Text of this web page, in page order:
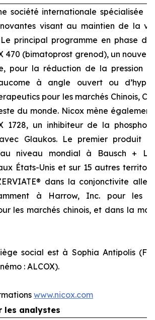
société internationale spécialisée
visant au maintien de la
principal programme en phase
470 (bimatoprost grenod), un
pour la réduction de la pression
à angle ouvert ou
pour les marchés Chinois,
du monde. Nicox mène
1728, un inhibiteur de la
Glaukos. Le premier produit
au niveau mondial à Bausch +
États-Unis et sur 15 autres
dans la conjonctivite
à Harrow, Inc. pour les
les marchés chinois, et dans la
social est à Sophia Antipolis
: ALCOX).
www.nicox.com
les analystes